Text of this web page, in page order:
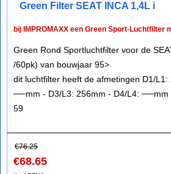
Green Filter SEAT INCA 1,4L i
bij IMPROMAXX een Green Sport-Luchtfilter
Green Rond Sportluchtfilter voor de
/60pk) van bouwjaar 95>
dit luchtfilter heeft de afmetingen D1/L1:
──mm - D3/L3: 256mm - D4/L4:
59
€76.25
€68.65